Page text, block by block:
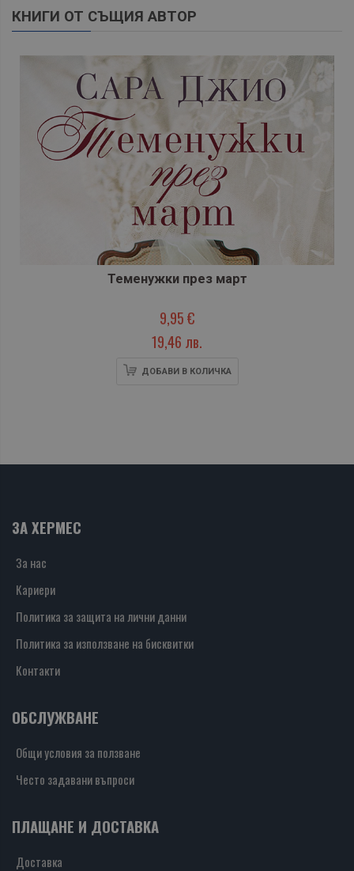
КНИГИ ОТ СЪЩИЯ АВТОР
Теменужки през март
9,95 €
19,46 лв.
ДОБАВИ В КОЛИЧКА
ЗА ХЕРМЕС
За нас
Кариери
Политика за защита на лични данни
Политика за използване на бисквитки
Контакти
ОБСЛУЖВАНЕ
Общи условия за ползване
Често задавани въпроси
ПЛАЩАНЕ И ДОСТАВКА
Доставка